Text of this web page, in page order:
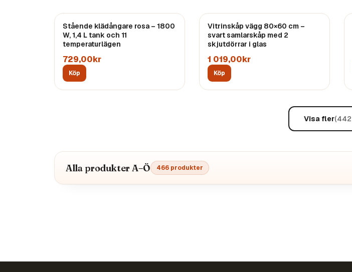
Stående klädångare rosa – 1800
W, 1,4 L tank och 11
temperaturlägen
729,00kr
Köp
Vitrinskåp vägg 80×60 cm –
svart samlarskåp med 2
skjutdörrar i glas
1 019,00kr
Köp
Visa fler(442
Alla produkter A–Ö 466 produkter